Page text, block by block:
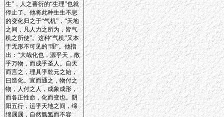
生”，人之蕃衍的“生理”也就
停止了。他将此种生生不息
的变化归之于“气机”，“天地
之间，凡人力之所为，皆气
机之所使”。这种“气机”又本
于无形不可见的“理”。他指
出：“大哉化也，源乎天，散
乎万物，而成乎圣人。自天
而言之，理具乎乾元之始，
曰造化。宣而通之，物付之
物，人付之人，成象成形，
而各正性命，化而变也。阴
阳五行，运乎天地之间，绵
绵属属，自然氤氲而不容